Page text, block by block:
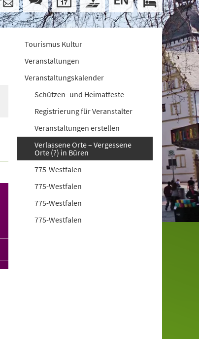
Tourismus Kultur
Veranstaltungen
Veranstaltungskalender
Schützen- und Heimatfeste
Registrierung für Veranstalter
Veranstaltungen erstellen
Verlassene Orte – Vergessene
Orte (?) in Büren
775-Westfalen
775-Westfalen
775-Westfalen
775-Westfalen